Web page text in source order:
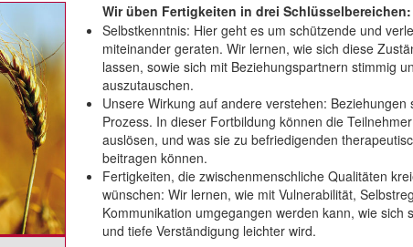
Wir üben Fertigkeiten in drei Schlüsselbereichen:
Selbstkenntnis: Hier geht es um schützende und
miteinander geraten. Wir lernen, wie sich diese
lassen, sowie sich mit Beziehungspartnern stimmig
auszutauschen.
Unsere Wirkung auf andere verstehen:
Prozess. In dieser Fortbildung können die
auslösen, und was sie zu befriedigenden
beitragen können.
Fertigkeiten, die zwischenmenschliche Qualitäten
wünschen: Wir lernen, wie mit Vulnerabilität,
Kommunikation umgegangen werden kann, wie sich
und tiefe Verständigung leichter wird.